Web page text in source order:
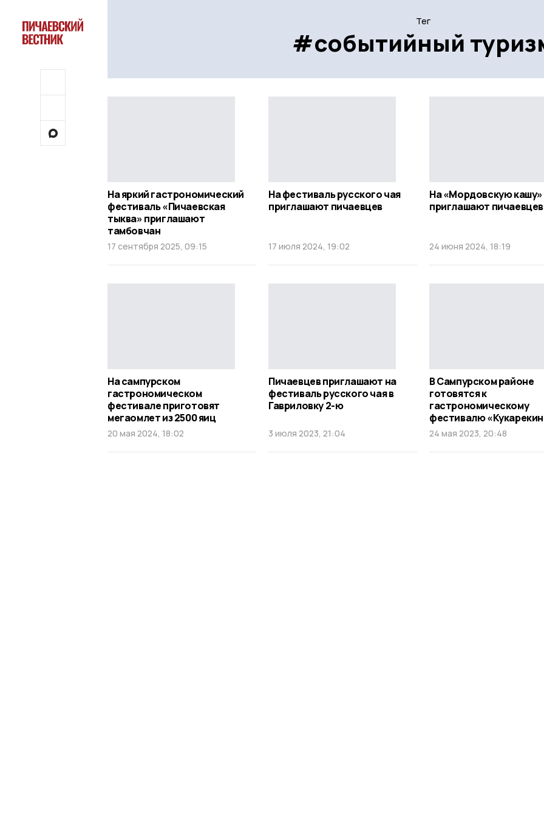
Тег
#событийный
На яркий гастрономический
фестиваль «Пичаевская
тыква» приглашают
тамбовчан
17 сентября 2025, 09:15
На фестиваль русского чая
приглашают пичаевцев
17 июля 2024, 19:02
На «Мордовскую кашу»
приглашают пичаевцев
24 июня 2024, 18:19
На сампурском
гастрономическом
фестивале приготовят
мегаомлет из 2500 яиц
20 мая 2024, 18:02
Пичаевцев приглашают на
фестиваль русского чая в
Гавриловку 2-ю
3 июля 2023, 21:04
В Сампурском районе
готовятся к
гастрономическому
фестивалю
24 мая 2023, 20:48